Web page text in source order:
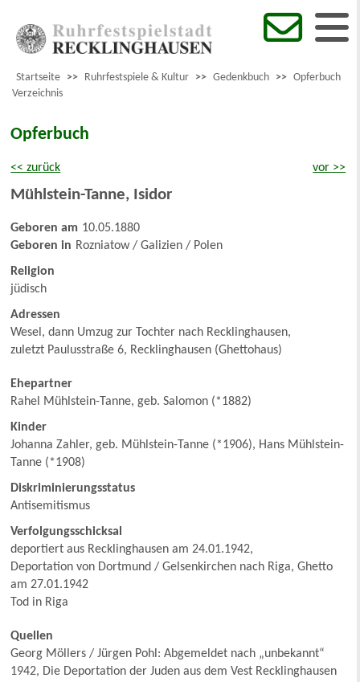
Startseite >> Ruhrfestspiele & Kultur >> Gedenkbuch >> Opferbuch
Verzeichnis
Opferbuch
<< zurück vor >>
Mühlstein-Tanne, Isidor
Geboren am 10.05.1880
Geboren in Rozniatow / Galizien / Polen
Religion
jüdisch
Adressen
Wesel, dann Umzug zur Tochter nach Recklinghausen,
zuletzt Paulusstraße 6, Recklinghausen (Ghettohaus)
Ehepartner
Rahel Mühlstein-Tanne, geb. Salomon (*1882)
Kinder
Johanna Zahler, geb. Mühlstein-Tanne (*1906), Hans Mühlstein-
Tanne (*1908)
Diskriminierungsstatus
Antisemitismus
Verfolgungsschicksal
deportiert aus Recklinghausen am 24.01.1942,
Deportation von Dortmund / Gelsenkirchen nach Riga, Ghetto
am 27.01.1942
Tod in Riga
Quellen
Georg Möllers / Jürgen Pohl: Abgemeldet nach „unbekannt“
1942, Die Deportation der Juden aus dem Vest Recklinghausen